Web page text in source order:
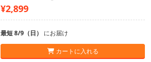
¥2,899
最短 8/9（日） にお届け
カートに入れる